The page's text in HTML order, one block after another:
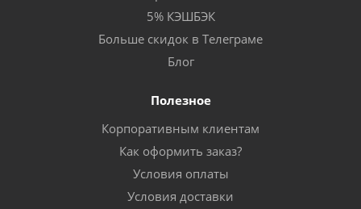
5% КЭШБЭК
Больше скидок в Телеграме
Блог
Полезное
Корпоративным клиентам
Как оформить заказ?
Условия оплаты
Условия доставки